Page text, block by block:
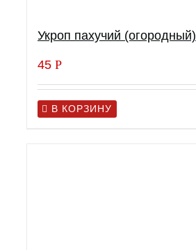
Укроп пахучий (огородный)
45 Р
В КОРЗИНУ